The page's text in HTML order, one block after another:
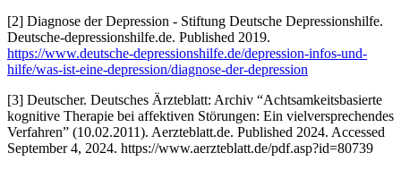
[2] Diagnose der Depression - Stiftung Deutsche Depressionshilfe.
Deutsche-depressionshilfe.de. Published 2019.
https://www.deutsche-depressionshilfe.de/depression-infos-und-
hilfe/was-ist-eine-depression/diagnose-der-depression
[3] Deutscher. Deutsches Ärzteblatt: Archiv “Achtsamkeitsbasierte
kognitive Therapie bei affektiven Störungen: Ein vielversprechendes
Verfahren” (10.02.2011). Aerzteblatt.de. Published 2024. Accessed
September 4, 2024. https://www.aerzteblatt.de/pdf.asp?id=80739